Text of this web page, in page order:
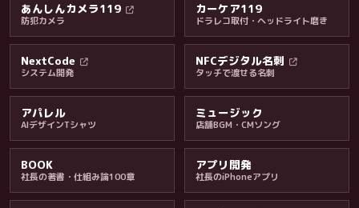
料金・保証・ご案内
あんしんカメラ119
防犯カメラ
カーケア119
ドラレコ取付・ヘッドライト磨き
NextCode
システム開発
NFCデジタル名刺
タッチで渡せる名刺
アパレル
AIデザインTシャツ
ミュージック
店舗BGM・CMソング
BOOK
社長の著書・仕組み論100章
アプリ開発
社長のiPhoneアプリ